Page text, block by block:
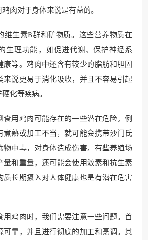
肉对于身体来说是有益的。
维生素B群和矿物质。这些营养物质在
生理功能，如促进代谢、保护神经系
康等。鸡肉中还含有较少的脂肪和胆固
来说更易于消化吸收，并且不容易引起
化等疾病。
食用鸡肉可能存在的一些潜在危险。例
煮熟或加工不当，就可能会携带沙门氏
物中毒，对身体造成伤害。有些养殖场
量和重量，还可能会使用激素和抗生素
质长期摄入对人体健康也是有潜在危害
用鸡肉时，我们需要注意一些问题。首
可靠，并且进行彻底的加工和烹调。其